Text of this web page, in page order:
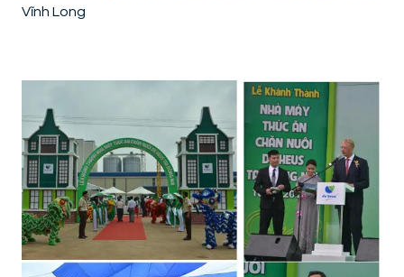
Vĩnh Long